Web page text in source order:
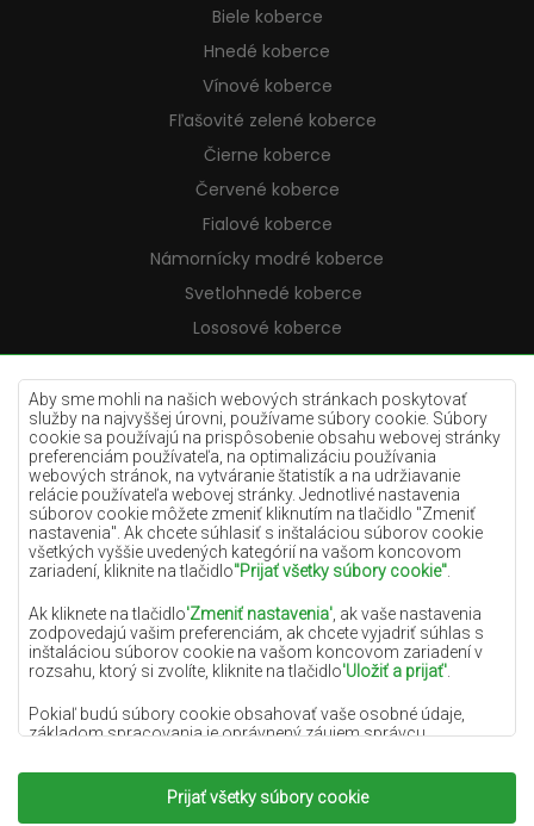
Aby sme mohli na našich webových stránkach poskytovať
služby na najvyššej úrovni, používame súbory cookie. Súbory
cookie sa používajú na prispôsobenie obsahu webovej stránky
preferenciám používateľa, na optimalizáciu používania
webových stránok, na vytváranie štatistík a na udržiavanie
relácie používateľa webovej stránky. Jednotlivé nastavenia
súborov cookie môžete zmeniť kliknutím na tlačidlo "Zmeniť
nastavenia". Ak chcete súhlasiť s inštaláciou súborov cookie
všetkých vyššie uvedených kategórií na vašom koncovom
zariadení, kliknite na tlačidlo"Prijať všetky súbory cookie"
Ak kliknete na tlačidlo'Zmeniť nastavenia' , ak vaše nastavenia
zodpovedajú vašim preferenciám, ak chcete vyjadriť súhlas s
inštaláciou súborov cookie na vašom koncovom zariadení v
rozsahu, ktorý si zvolíte, kliknite na tlačidlo'Uložiť a prijať'
Pokiaľ budú súbory cookie obsahovať vaše osobné údaje,
základom spracovania je oprávnený záujem správcu
podobe poskytovania vysokokvalitných služieb na našej
webovej stránke a marketingových aktivít správcu osobných
údajov a jeho dôveryhodných partnerov.
Prijať všetky súbory cookie
Biele koberce
Hnedé koberce
Vínové koberce
Fľašovité zelené koberce
Čierne koberce
Červené koberce
Fialové koberce
Námornícky modré koberce
Svetlohnedé koberce
Lososové koberce
Krémové koberce
Lilac koberce
Žlté koberce
Mätové koberce
Modré koberce
Oranžové koberce
Ružové koberce
Šedé koberce
Terakotové koberce
Zelené koberce
Zlaté koberce
Copyright 2022Koberce Chemex.Všetky práva